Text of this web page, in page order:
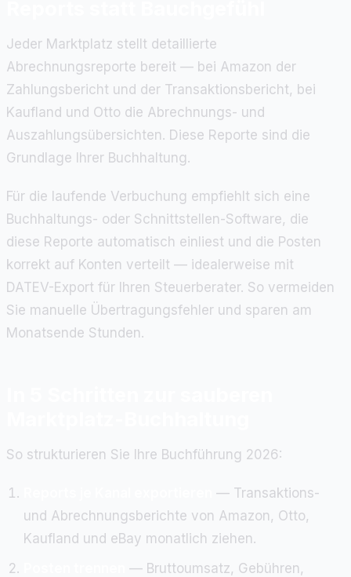
Jeder Marktplatz stellt detaillierte
Abrechnungsreporte bereit — bei Amazon der
Zahlungsbericht und der Transaktionsbericht, bei
Kaufland und Otto die Abrechnungs- und
Auszahlungsübersichten. Diese Reporte sind die
Grundlage Ihrer Buchhaltung.
Für die laufende Verbuchung empfiehlt sich eine
Buchhaltungs- oder Schnittstellen-Software, die
diese Reporte automatisch einliest und die Posten
korrekt auf Konten verteilt — idealerweise mit
DATEV-Export für Ihren Steuerberater. So vermeiden
Sie manuelle Übertragungsfehler und sparen am
Monatsende Stunden.
So strukturieren Sie Ihre Buchführung 2026:
— Transaktions-
und Abrechnungsberichte von Amazon, Otto,
Kaufland und eBay monatlich ziehen.
— Bruttoumsatz, Gebühren,